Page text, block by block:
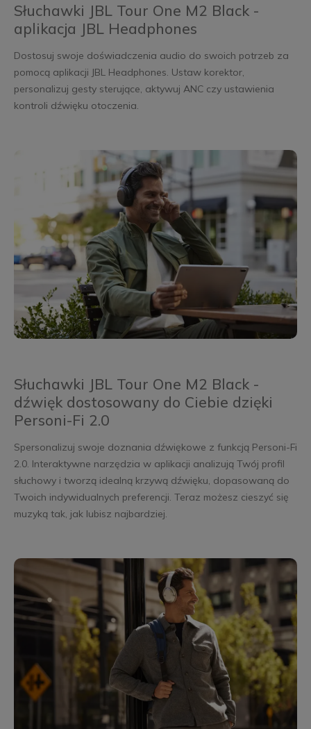
Słuchawki JBL Tour One M2 Black -
aplikacja JBL Headphones
Dostosuj swoje doświadczenia audio do swoich potrzeb za
pomocą aplikacji JBL Headphones. Ustaw korektor,
personalizuj gesty sterujące, aktywuj ANC czy ustawienia
kontroli dźwięku otoczenia.
Słuchawki JBL Tour One M2 Black -
dźwięk dostosowany do Ciebie dzięki
Personi-Fi 2.0
Spersonalizuj swoje doznania dźwiękowe z funkcją Personi-Fi
2.0. Interaktywne narzędzia w aplikacji analizują Twój profil
słuchowy i tworzą idealną krzywą dźwięku, dopasowaną do
Twoich indywidualnych preferencji. Teraz możesz cieszyć się
muzyką tak, jak lubisz najbardziej.